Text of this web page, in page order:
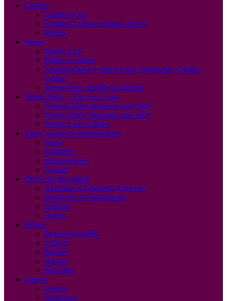
Carafes
Carafes à vin
Carafes à whisky-cognac-alcool
Pichets
Verres
Verres à vin
Flûtes et coupes
Gobelets-shots ( verres à eau, orangeade, whisky,
vodka)
Verres bière, apéritif ou digestif
Verres Bière – Vin avec Logo
Verres à bière brasserie avec pied
Verres à bière brasserie sans pied
Verres à vin et flûtes
Vases, coupes et bonbonnières
Vases
Soliflores
Bonbonnières
Coupes
Objets de décoration
Animaux et Figurines (Clowns)
Bougeoirs et photophores
Sulfures
Autres
Bijoux
Boucles d’oreille
Colliers
Parures
Bagues
Bracelets
Lustres
Lustres
Appliques